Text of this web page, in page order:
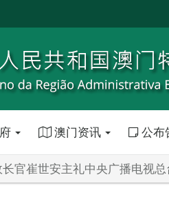
澳门资讯 公布
官崔世安主礼中央广播电视